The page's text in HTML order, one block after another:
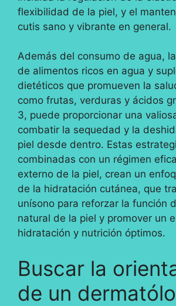
flexibilidad de la piel, y el
cutis sano y vibrante en general.
Además del consumo de agua,
de alimentos ricos en agua y
dietéticos que promueven la
como frutas, verduras y ácidos
3, puede proporcionar una
combatir la sequedad y la
piel desde dentro. Estas
combinadas con un régimen
externo de la piel, crean un
de la hidratación cutánea, que
unísono para reforzar la función
natural de la piel y promover un
hidratación y nutrición óptimos.
Buscar la
de un